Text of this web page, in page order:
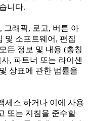
니다.
그래픽, 로고, 버튼 아
및 소프트웨어, 편집
든 정보 및 내용 (총칭
, 파트너 또는 라이센
상표에 관한 법률을
세스 하거나 이에 사용
또는 지침을 준수할